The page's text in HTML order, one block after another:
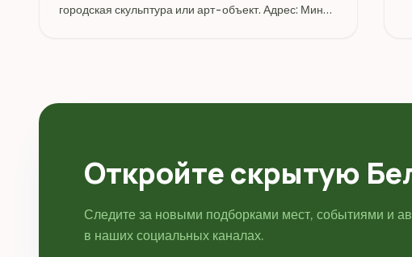
городская скульптура или арт-объект. Адрес: Минск.
Откройте скрытую
Следите за новыми подборками мест, событиями и
в наших социальных каналах.